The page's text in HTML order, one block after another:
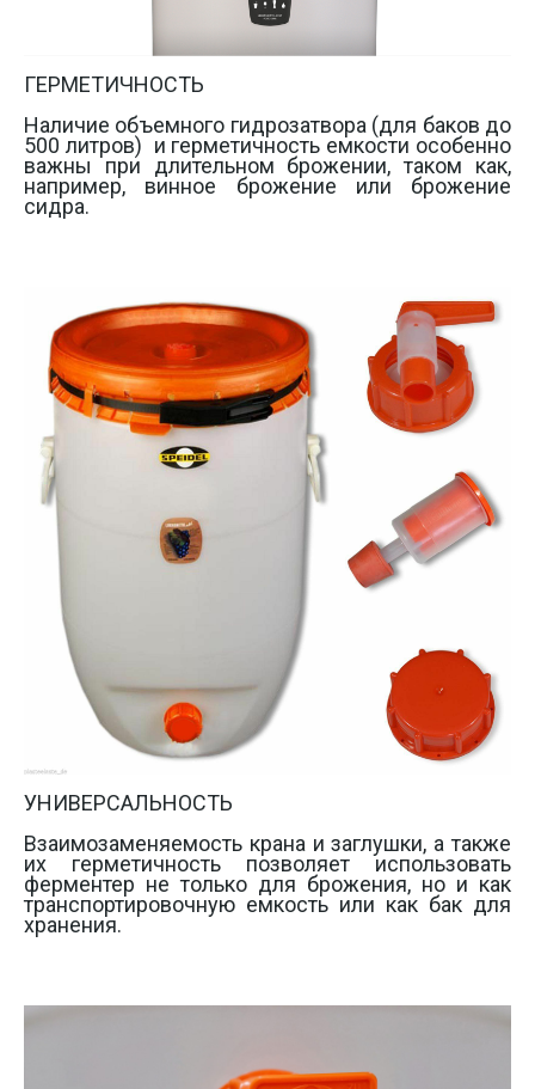
ГЕРМЕТИЧНОСТЬ
Наличие объемного гидрозатвора (для баков до
500 литров)  и герметичность емкости особенно
важны при длительном брожении, таком как,
например, винное брожение или брожение
сидра.
УНИВЕРСАЛЬНОСТЬ
Взаимозаменяемость крана и заглушки, а также
их герметичность позволяет использовать
ферментер не только для брожения, но и как
транспортировочную емкость или как бак для
хранения.